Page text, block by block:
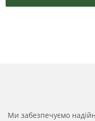
Ми забезпечуємо